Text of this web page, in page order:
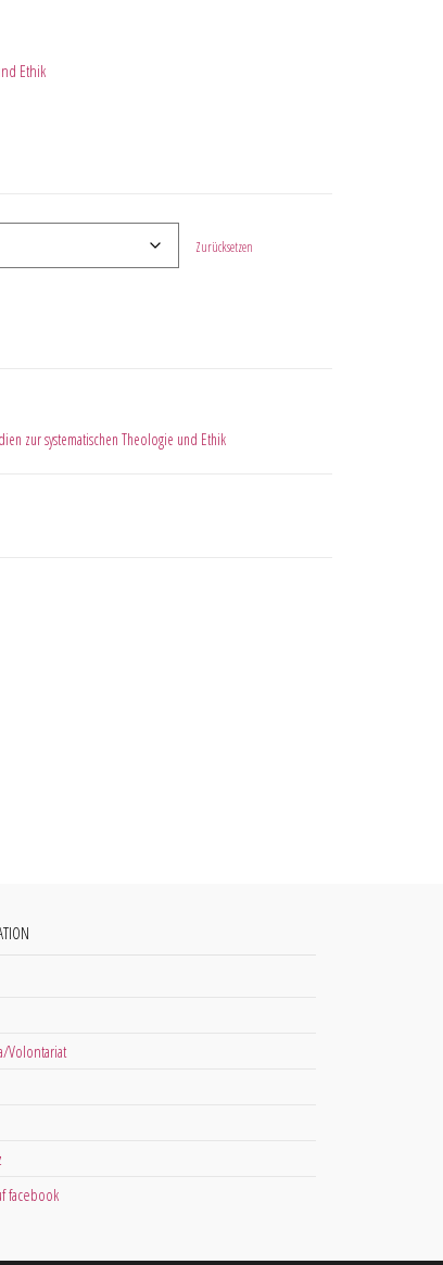
Ethik
Zurücksetzen
zur systematischen Theologie und Ethik
Volontariat
facebook